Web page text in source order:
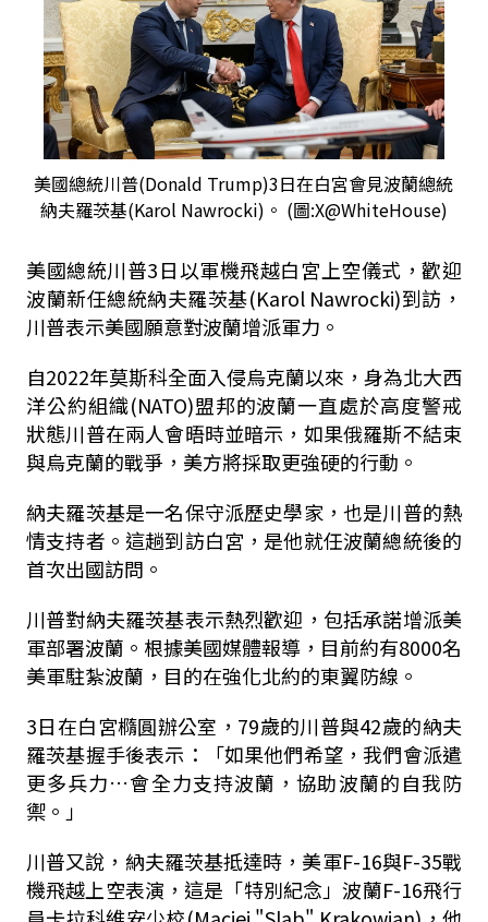
美國總統川普(Donald Trump)3日在白宮會見波蘭總統
納夫羅茨基(Karol Nawrocki)。 (圖:X@WhiteHouse)
美國總統川普3日以軍機飛越白宮上空儀式，歡迎
波蘭新任總統納夫羅茨基(Karol Nawrocki)到訪，
川普表示美國願意對波蘭增派軍力。
自2022年莫斯科全面入侵烏克蘭以來，身為北大西
洋公約組織(NATO)盟邦的波蘭一直處於高度警戒
狀態川普在兩人會晤時並暗示，如果俄羅斯不結束
與烏克蘭的戰爭，美方將採取更強硬的行動。
納夫羅茨基是一名保守派歷史學家，也是川普的熱
情支持者。這趟到訪白宮，是他就任波蘭總統後的
首次出國訪問。
川普對納夫羅茨基表示熱烈歡迎，包括承諾增派美
軍部署波蘭。根據美國媒體報導，目前約有8000名
美軍駐紮波蘭，目的在強化北約的東翼防線。
3日在白宮橢圓辦公室，79歲的川普與42歲的納夫
羅茨基握手後表示：「如果他們希望，我們會派遣
更多兵力…會全力支持波蘭，協助波蘭的自我防
禦。」
川普又說，納夫羅茨基抵達時，美軍F-16與F-35戰
機飛越上空表演，這是「特別紀念」波蘭F-16飛行